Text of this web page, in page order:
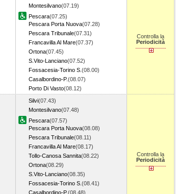
Montesilvano(07.19)
Pescara(07.25)
Pescara Porta Nuova(07.28)
Pescara Tribunale(07.31)
Francavilla Al Mare(07.37)
Ortona(07.45)
S.Vito-Lanciano(07.52)
Fossacesia-Torino S. (08.00)
Casalbordino-P.(08.07)
Porto Di Vasto(08.12)
Controlla la
Periodicità
Silvi(07.43)
Montesilvano(07.48)
Pescara(07.57)
Pescara Porta Nuova(08.08)
Pescara Tribunale(08.11)
Francavilla Al Mare(08.17)
Tollo-Canosa Sannita(08.22)
Ortona(08.29)
S.Vito-Lanciano(08.35)
Fossacesia-Torino S. (08.41)
Casalbordino-P.(08.48)
Controlla la
Periodicità